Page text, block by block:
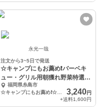
永光一哉
注文から3~5日で発送
☆キャンプにもお薦め❗️バーベキ
ュー・グリル用朝獲れ野菜特選セ
ット・福岡県糸島産
福岡県糸島市
☆キャンプにもお薦め❗️☆バーベキュー・グリル用朝獲れ野菜特選セット・福岡県糸島産
3,240円
+送料1,600円